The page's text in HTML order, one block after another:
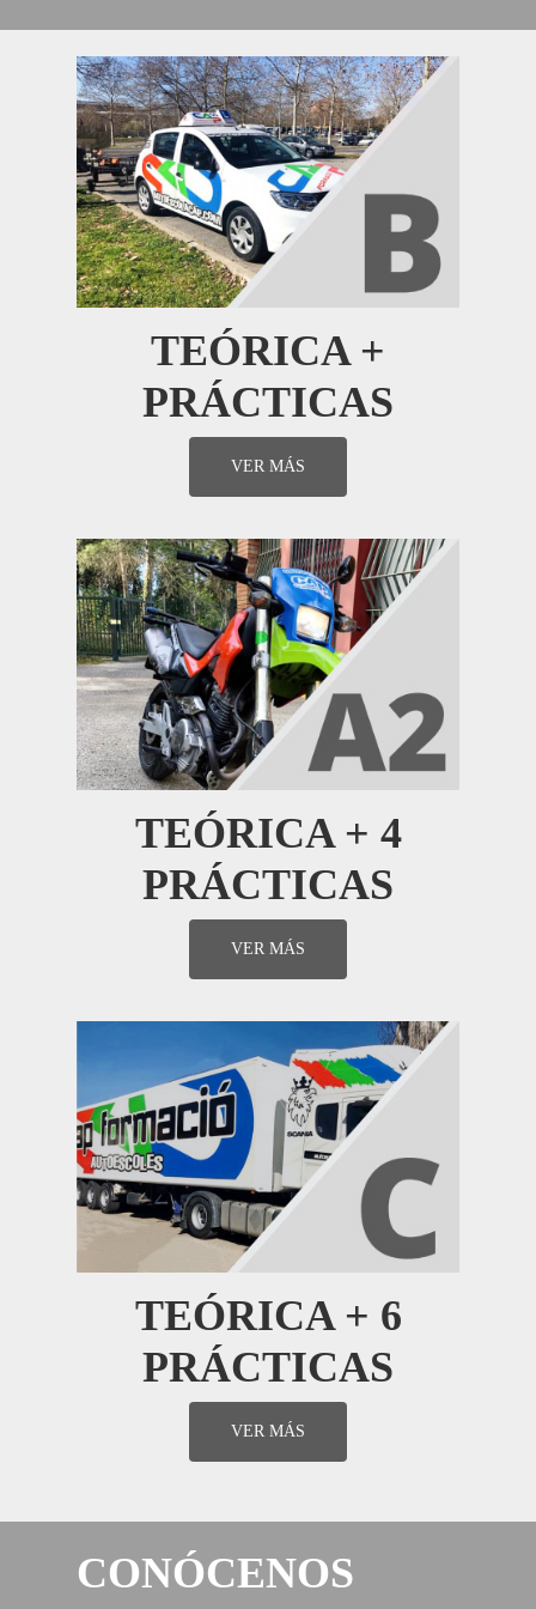
TEÓRICA +
PRÁCTICAS
VER MÁS
TEÓRICA + 4
PRÁCTICAS
VER MÁS
TEÓRICA + 6
PRÁCTICAS
VER MÁS
CONÓCENOS